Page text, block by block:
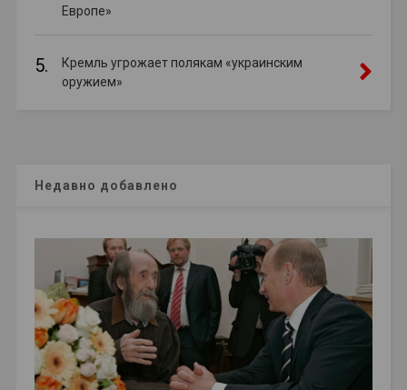
Европе»
5.
Кремль угрожает полякам «украинским
оружием»
Недавно добавлено